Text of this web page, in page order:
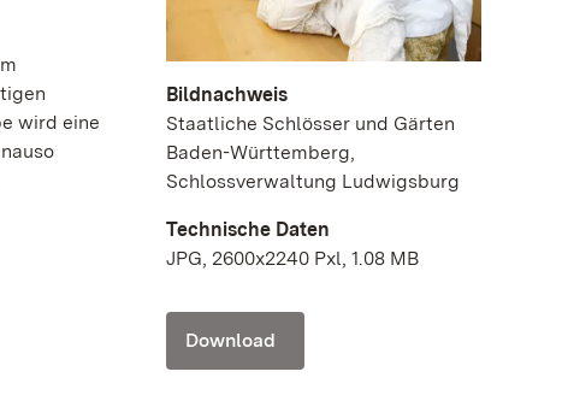
wird eine
Bildnachweis
Staatliche Schlösser und Gärten
Baden-Württemberg,
Schlossverwaltung Ludwigsburg
Technische Daten
JPG, 2600x2240 Pxl, 1.08 MB
Download